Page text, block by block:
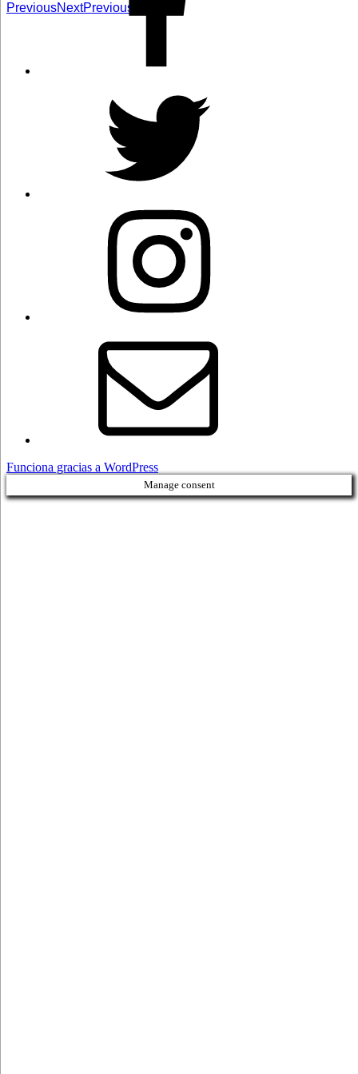
PreviousNextPrevious
Funciona gracias a WordPress
Manage consent